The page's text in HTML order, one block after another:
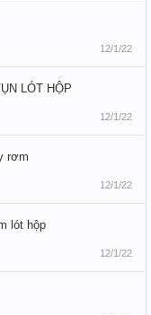
12/1/22
LÓT HỘP
12/1/22
rơm
12/1/22
lót hộp
12/1/22